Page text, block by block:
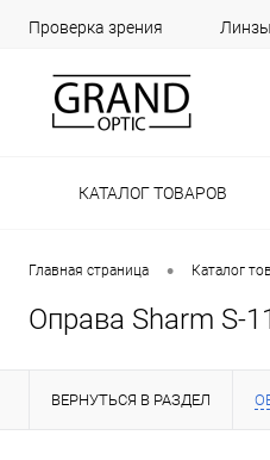
Проверка зрения Линзы
КАТАЛОГ ТОВАРОВ
Главная страница • Каталог
Оправа Sharm S-
ВЕРНУТЬСЯ В РАЗДЕЛ